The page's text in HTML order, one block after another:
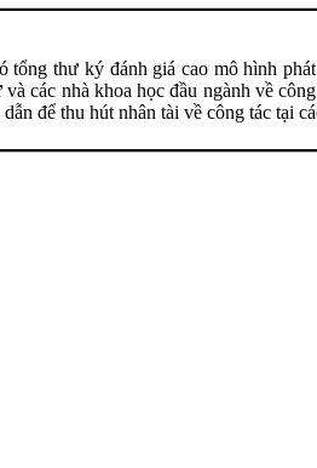
thư ký đánh giá cao mô hình
các nhà khoa học đầu ngành về
để thu hút nhân tài về công tác tại